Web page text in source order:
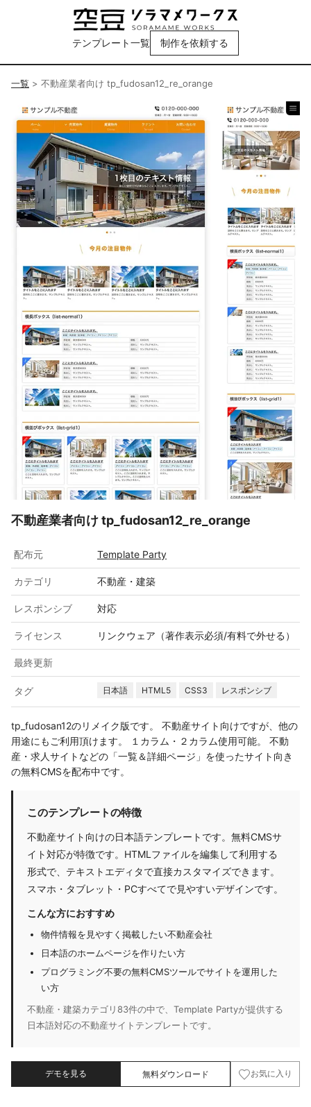
テンプレート一覧 制作を依頼する
一覧 > 不動産業者向け tp_fudosan12_re_orange
不動産業者向け tp_fudosan12_re_orange
配布元 Template Party
カテゴリ 不動産・建築
レスポンシブ 対応
ライセンス リンクウェア（著作表示必須/有料で外せる）
最終更新
タグ 日本語 HTML5 CSS3 レスポンシブ
tp_fudosan12のリメイク版です。 不動産サイト向けですが、他の
用途にもご利用頂けます。 １カラム・２カラム使用可能。 不動
産・求人サイトなどの「一覧＆詳細ページ」を使ったサイト向き
の無料CMSを配布中です。
このテンプレートの特徴
不動産サイト向けの日本語テンプレートです。無料CMSサ
イト対応が特徴です。HTMLファイルを編集して利用する
形式で、テキストエディタで直接カスタマイズできます。
スマホ・タブレット・PCすべてで見やすいデザインです。
こんな方におすすめ
物件情報を見やすく掲載したい不動産会社
日本語のホームページを作りたい方
プログラミング不要の無料CMSツールでサイトを運用した
い方
不動産・建築カテゴリ83件の中で、Template Partyが提供する
日本語対応の不動産サイトテンプレートです。
デモを見る 無料ダウンロード お気に入り